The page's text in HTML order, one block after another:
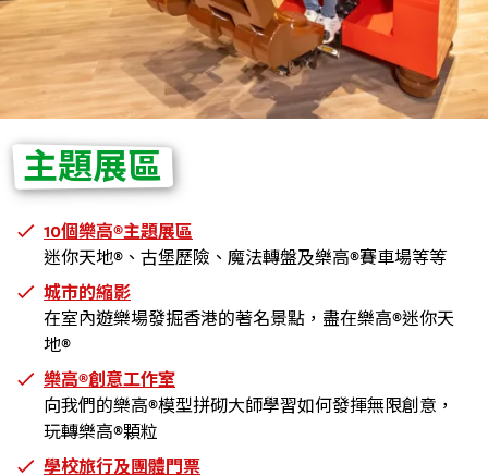
主題展區
10個樂高®主題展區
迷你天地® 、 古堡歷險、 魔法轉盤及樂高®賽車場等等
城市的縮影
在室內遊樂場發掘香港的著名景點，盡在樂高®迷你天
地®
樂高®創意工作室
向我們的樂高®模型拼砌大師學習如何發揮無限創意，
玩轉樂高®顆粒
學校旅行及團體門票